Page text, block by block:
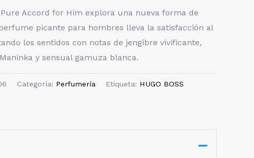
Pure Accord for Him explora una nueva forma de
picante para hombres lleva la satisfacción al
los sentidos con notas de jengibre vivificante,
y sensual gamuza blanca.
Categoría: Perfumería Etiqueta: HUGO BOSS